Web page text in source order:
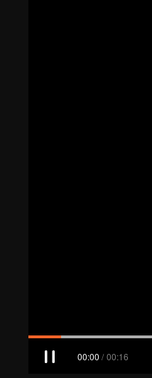
00:01 / 00:16